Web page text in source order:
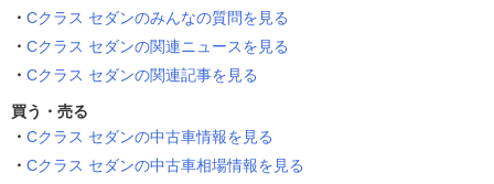
Cクラス セダンのみんなの質問を見る
Cクラス セダンの関連ニュースを見る
Cクラス セダンの関連記事を見る
買う・売る
Cクラス セダンの中古車情報を見る
Cクラス セダンの中古車相場情報を見る